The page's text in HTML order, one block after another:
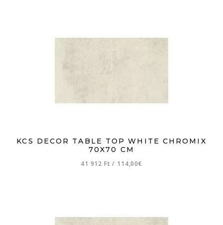
KCS DECOR TABLE TOP WHITE CHROMIX
70X70 CM
41 912 Ft/ 114,00€